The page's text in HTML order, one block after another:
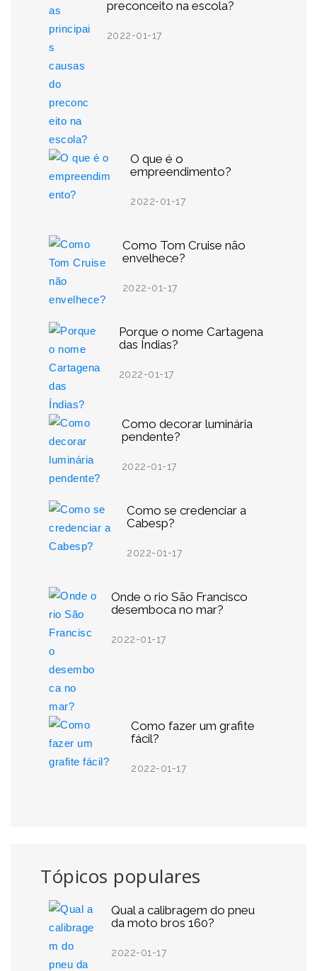
preconceito na escola?
2022-01-17
O que é o
empreendimento?
2022-01-17
Como Tom Cruise não
envelhece?
2022-01-17
Porque o nome Cartagena
das Índias?
2022-01-17
Como decorar luminária
pendente?
2022-01-17
Como se credenciar a
Cabesp?
2022-01-17
Onde o rio São Francisco
desemboca no mar?
2022-01-17
Como fazer um grafite
fácil?
2022-01-17
Tópicos populares
Qual a calibragem do pneu
da moto bros 160?
2022-01-17